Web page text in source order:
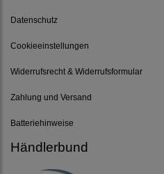
Datenschutz
Cookieeinstellungen
Widerrufsrecht & Widerrufsformular
Zahlung und Versand
Batteriehinweise
Händlerbund